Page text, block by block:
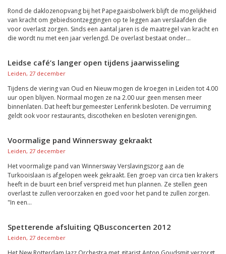
Rond de daklozenopvang bij het Papegaaisbolwerk blijft de mogelijkheid
van kracht om gebiedsontzeggingen op te leggen aan verslaafden die
voor overlast zorgen. Sinds een aantal jaren is de maatregel van kracht en
die wordt nu met een jaar verlengd. De overlast bestaat onder...
Leidse café’s langer open tijdens jaarwisseling
Leiden, 27 december
Tijdens de viering van Oud en Nieuw mogen de kroegen in Leiden tot 4.00
uur open blijven. Normaal mogen ze na 2.00 uur geen mensen meer
binnenlaten. Dat heeft burgemeester Lenferink besloten. De verruiming
geldt ook voor restaurants, discotheken en besloten verenigingen.
Voormalige pand Winnersway gekraakt
Leiden, 27 december
Het voormalige pand van Winnersway Verslavingszorg aan de
Turkooislaan is afgelopen week gekraakt. Een groep van circa tien krakers
heeft in de buurt een brief verspreid met hun plannen. Ze stellen geen
overlast te zullen veroorzaken en goed voor het pand te zullen zorgen.
"In een...
Spetterende afsluiting QBusconcerten 2012
Leiden, 27 december